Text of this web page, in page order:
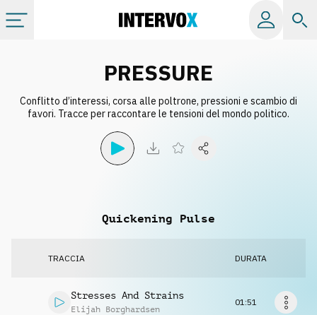
Album
PRESSURE
Conflitto d’interessi, corsa alle poltrone, pressioni e scambio di
favori. Tracce per raccontare le tensioni del mondo politico.
Quickening Pulse
TRACCIA DURATA
Stresses And Strains
Elijah Borghardsen
01:51